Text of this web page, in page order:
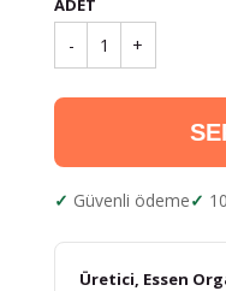
ADET
- 1 +
Güvenli ödeme
Üretici, Essen